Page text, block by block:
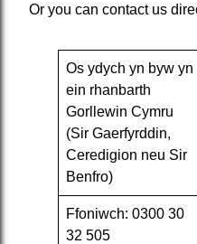
Or you can contact us
Os ydych yn byw yn
ein rhanbarth
Gorllewin Cymru
(Sir Gaerfyrddin,
Ceredigion neu Sir
Benfro)
Ffoniwch: 0300 30
32 505